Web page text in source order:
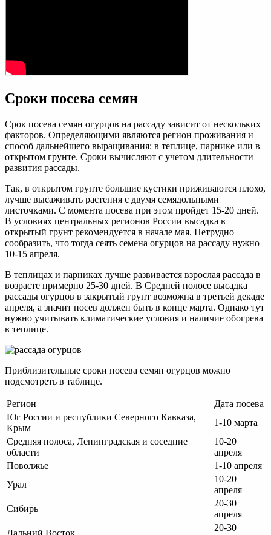
Сроки посева семян
Срок посева семян огурцов на рассаду зависит от нескольких
факторов. Определяющими являются регион проживания и
способ дальнейшего выращивания: в теплице, парнике или в
открытом грунте. Сроки вычисляют с учетом длительности
развития рассады.
Так, в открытом грунте большие кустики приживаются плохо,
лучше высаживать растения с двумя семядольными
листочками. С момента посева при этом пройдет 15-20 дней.
В условиях центральных регионов России высадка в
открытый грунт рекомендуется в начале мая. Нетрудно
сообразить, что тогда сеять семена огурцов на рассаду нужно
10-15 апреля.
В теплицах и парниках лучше развивается взрослая рассада в
возрасте примерно 25-30 дней. В Средней полосе высадка
рассады огурцов в закрытый грунт возможна в третьей декаде
апреля, а значит посев должен быть в конце марта. Однако тут
нужно учитывать климатические условия и наличие обогрева
в теплице.
Приблизительные сроки посева семян огурцов можно
подсмотреть в таблице.
Регион
Дата посева
Юг России и республики Северного Кавказа,
Крым
1-10 марта
Средняя полоса, Ленинградская и соседние
области
10-20
апреля
Поволжье
1-10 апреля
Урал
10-20
апреля
Сибирь
20-30
апреля
Дальний Восток
20-30